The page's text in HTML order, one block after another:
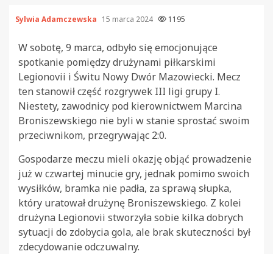
Sylwia Adamczewska 15 marca 2024 1195
W sobotę, 9 marca, odbyło się emocjonujące
spotkanie pomiędzy drużynami piłkarskimi
Legionovii i Świtu Nowy Dwór Mazowiecki. Mecz
ten stanowił część rozgrywek III ligi grupy I.
Niestety, zawodnicy pod kierownictwem Marcina
Broniszewskiego nie byli w stanie sprostać swoim
przeciwnikom, przegrywając 2:0.
Gospodarze meczu mieli okazję objąć prowadzenie
już w czwartej minucie gry, jednak pomimo swoich
wysiłków, bramka nie padła, za sprawą słupka,
który uratował drużynę Broniszewskiego. Z kolei
drużyna Legionovii stworzyła sobie kilka dobrych
sytuacji do zdobycia gola, ale brak skuteczności był
zdecydowanie odczuwalny.